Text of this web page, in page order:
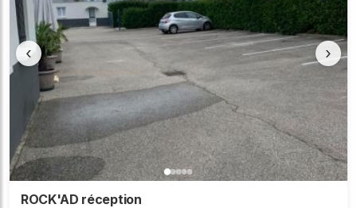
‹ ›
ROCK'AD réception